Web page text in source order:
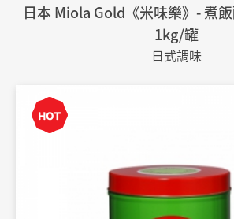
日本 Miola Gold《米味樂》- 煮
1kg/罐
日式調味